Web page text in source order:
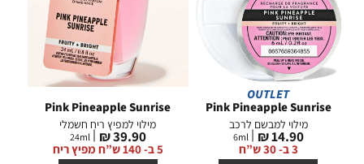
OUTLET
Pink Pineapple Sunrise
מילוי למבשם לרכב
מחיר
מוצר
14.90 ₪
6ml
3 ב- 30 ש”ח
Pink Pineapple Sunrise
מילוי למפיץ ריח חשמלי
מחיר
מוצר
39.90 ₪
24ml
5 ב- 140 ש”ח מפיץ ריח